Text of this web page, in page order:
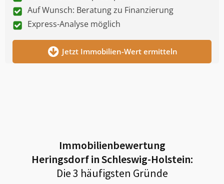
Auf Wunsch: Beratung zu Finanzierung
Express-Analyse möglich
Jetzt Immobilien-Wert ermitteln
Immobilienbewertung
Heringsdorf in Schleswig-Holstein:
Die 3 häufigsten Gründe